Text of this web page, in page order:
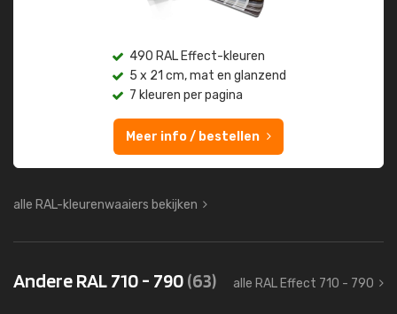
490 RAL Effect-kleuren
5 x 21 cm, mat en glanzend
7 kleuren per pagina
Meer info / bestellen
alle RAL-kleurenwaaiers bekijken
Andere RAL 710 - 790(63) alle RAL Effect 710 - 790